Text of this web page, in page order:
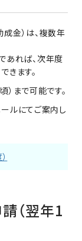
金）は、複数年
あれば、次年度
きます。
まで可能です。
ルにてご案内し
（翌年1